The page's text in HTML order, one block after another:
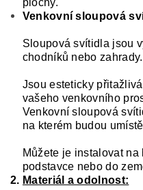
Venkovní sloupová
Sloupová svítidla jsou
chodníků nebo zahrady.
Jsou esteticky
vašeho venkovního
Venkovní sloupová
na kterém budou
Můžete je instalovat
podstavce nebo do
2. Materiál a odolnost: